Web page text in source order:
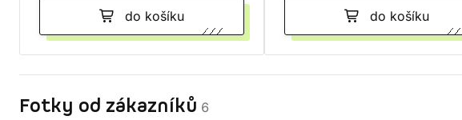
do košíku do košíku
Fotky od zákazníků 6